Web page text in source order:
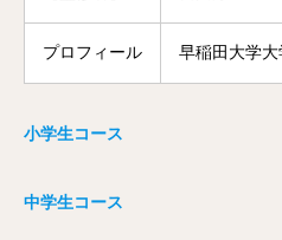
プロフィール 早稲田大学
小学生コース
中学生コース